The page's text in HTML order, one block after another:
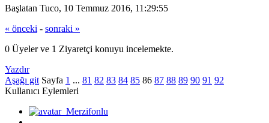
Başlatan Tuco, 10 Temmuz 2016, 11:29:55
« önceki - sonraki »
0 Üyeler ve 1 Ziyaretçi konuyu incelemekte.
Yazdır
Aşağı git Sayfa 1 ... 81 82 83 84 85 86 87 88 89 90 91 92
Kullanıcı Eylemleri